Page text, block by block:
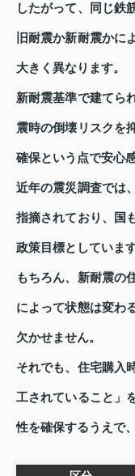
したがって、同じ鉄
旧耐震か新耐震かに
大きく異なります。
新耐震基準で建てら
震時の倒壊リスクを
確保という点で安心
近年の震災調査では
指摘されており、国
政策目標としています
もちろん、新耐震の
によって状態は変わ
欠かせません。
それでも、住宅購入
工されていること」
性を確保するうえで